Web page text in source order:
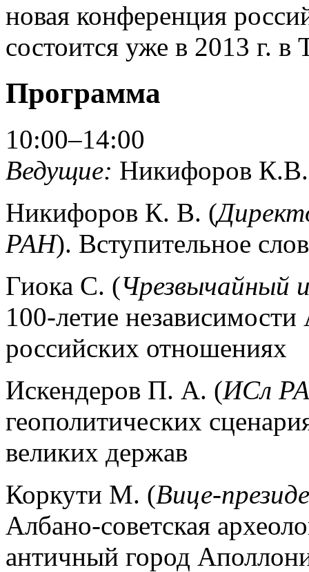
новая конференция
состоится уже в 2013 г. в
Программа
10:00–14:00
Ведущие: Никифоров
Никифоров К. В. (
РАН). Вступительное
Гиока С. (Чрезвычайный
100-летие
российских отношениях
Искендеров П. А. (ИСл
геополитических
великих держав
Коркути М. (Вице-
Албано-советская
античный город